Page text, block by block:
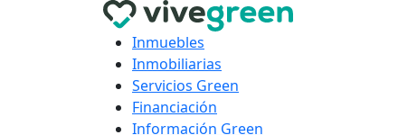
Inmuebles
Inmobiliarias
Servicios Green
Financiación
Información Green